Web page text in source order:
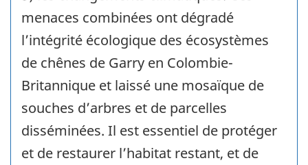
menaces combinées ont dégradé
l’intégrité écologique des écosystèmes
de chênes de Garry en Colombie-
Britannique et laissé une mosaïque de
souches d’arbres et de parcelles
disséminées. Il est essentiel de protéger
et de restaurer l’habitat restant, et de